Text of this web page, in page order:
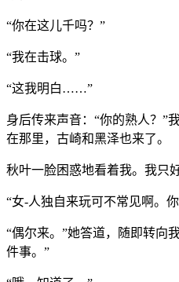
“你在这儿千吗？”
“我在击球。”
“这我明白……”
身后传来声音：“你的熟人？”
在那里，古崎和黑泽也来了。
秋叶一脸困惑地看着我。我只
“女-人独自来玩可不常见啊。
“偶尔来。”她答道，随即转向
件事。”